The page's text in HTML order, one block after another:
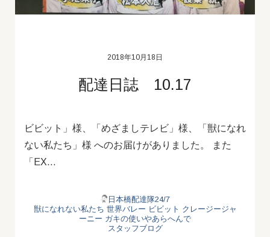
2018年10月18日
配達日誌 10.17
ビビット」様、「めざましテレビ」様、「獣になれ
ない私たち」様 へのお届けがありました。 また
「EX…
日本橋配達隊24/7
獣になれない私たち 世界バレー ビビット クレージージャ
ーニー ガキの使いやあらへんで
スタッフブログ